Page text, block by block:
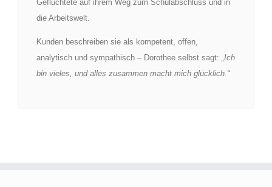
Geflüchtete auf ihrem Weg zum Schulabschluss und in
die Arbeitswelt.
Kunden beschreiben sie als kompetent, offen,
analytisch und sympathisch – Dorothee selbst sagt: „Ich
bin vieles, und alles zusammen macht mich glücklich.“